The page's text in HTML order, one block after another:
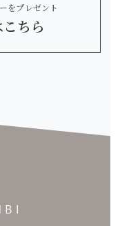
をプレゼント
こちら